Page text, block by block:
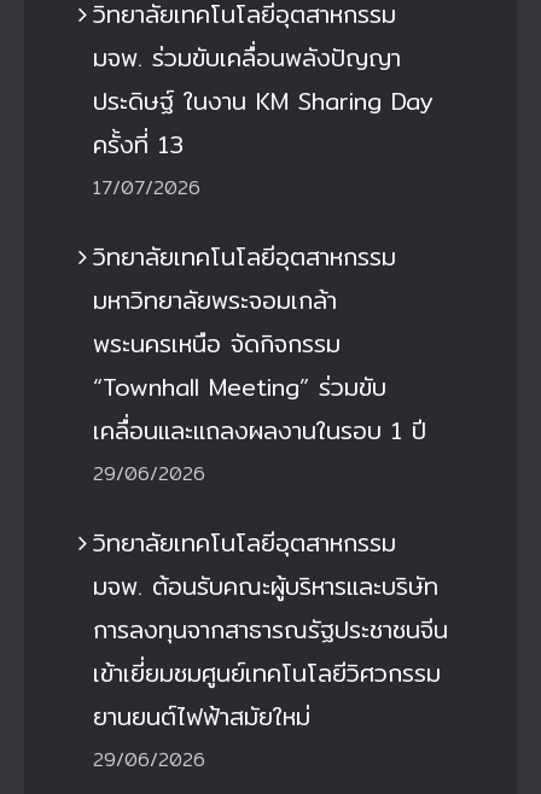
วิทยาลัยเทคโนโลยีอุตสาหกรรม
มจพ. ร่วมขับเคลื่อนพลังปัญญา
ประดิษฐ์ ในงาน KM Sharing Day
ครั้งที่ 13
17/07/2026
วิทยาลัยเทคโนโลยีอุตสาหกรรม
มหาวิทยาลัยพระจอมเกล้า
พระนครเหนือ จัดกิจกรรม
“Townhall Meeting” ร่วมขับ
เคลื่อนและแถลงผลงานในรอบ 1 ปี
29/06/2026
วิทยาลัยเทคโนโลยีอุตสาหกรรม
มจพ. ต้อนรับคณะผู้บริหารและบริษัท
การลงทุนจากสาธารณรัฐประชาชนจีน
เข้าเยี่ยมชมศูนย์เทคโนโลยีวิศวกรรม
ยานยนต์ไฟฟ้าสมัยใหม่
29/06/2026